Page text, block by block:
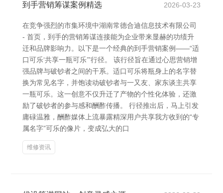
到手营销筹谋案例精选 2026-03-23
在竞争强烈的市集环境中湖南常德合迪信息技术有限公司
- 首页，到手的营销筹谋连接能为企业带来显赫的功绩升
迁和品牌影响力。以下是一个经典的到手营销案例——“适
口可乐‘共享一瓶可乐’”行径。 该行径旨在通过心思营销增
强品牌与破钞者之间的干系。适口可乐将瓶身上的名字替
换为常见名字，并饱读动破钞者与一又友、家东谈主共享
一瓶可乐。这一创意不仅升迁了产物的个性化体验，还激
励了破钞者的参与感和酬酢传播。 行径推出后，马上引发
庸碌温雅，酬酢媒体上流暴露精深用户共享我方收到的“专
属名字”可乐的像片，变成弘大的口
维修资讯